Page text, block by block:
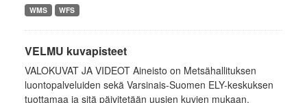
WMS WFS
VELMU kuvapisteet
VALOKUVAT JA VIDEOT Aineisto on Metsähallituksen
luontopalveluiden sekä Varsinais-Suomen ELY-keskuksen
tuottamaa ja sitä päivitetään uusien kuvien mukaan.